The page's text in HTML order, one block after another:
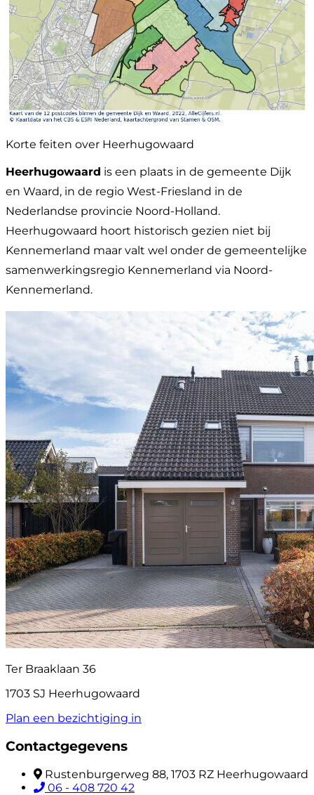
Korte feiten over Heerhugowaard
Heerhugowaard is een plaats in de gemeente Dijk
en Waard, in de regio West-Friesland in de
Nederlandse provincie Noord-Holland.
Heerhugowaard hoort historisch gezien niet bij
Kennemerland maar valt wel onder de gemeentelijke
samenwerkingsregio Kennemerland via Noord-
Kennemerland.
Ter Braaklaan 36
1703 SJ Heerhugowaard
Plan een bezichtiging in
Contactgegevens
Rustenburgerweg 88, 1703 RZ Heerhugowaard
06 - 408 720 42